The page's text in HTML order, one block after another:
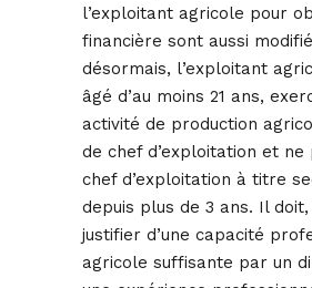
l’exploitant agricole pour
financière sont aussi
désormais, l’exploitant
âgé d’au moins 21 ans,
activité de production
de chef d’exploitation et ne
chef d’exploitation à titre
depuis plus de 3 ans. Il
justifier d’une capacité
agricole suffisante par un